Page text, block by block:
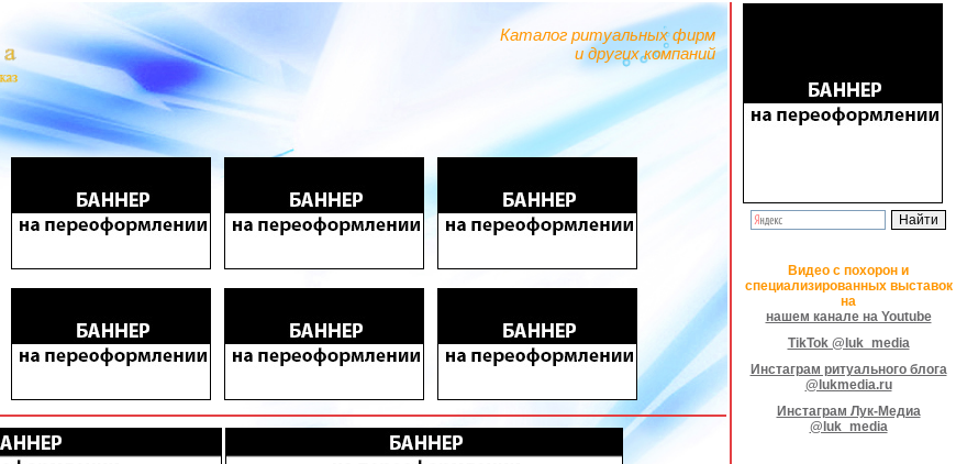
Каталог ритуальных фирм
и других компаний
Видео с похорон и
специализированных выставок
на
нашем канале на Youtube
TikTok @luk_media
Инстаграм ритуального блога
@lukmedia.ru
Инстаграм Лук-Медиа
@luk_media